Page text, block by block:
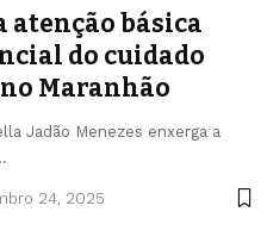
atenção básica
do cuidado
Maranhão
Jadão Menezes enxerga a
24, 2025